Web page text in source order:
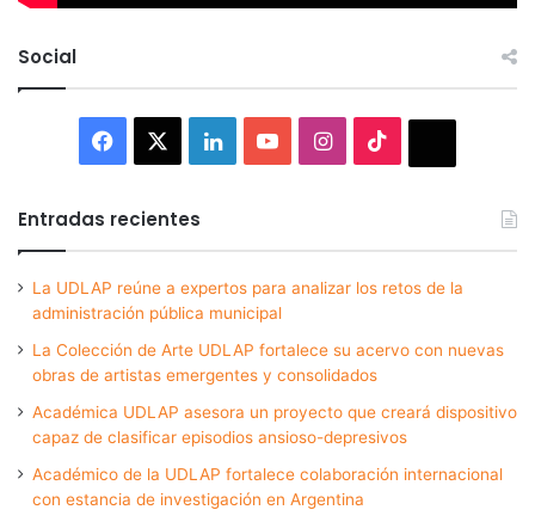
Social
Facebook LinkedInYouTubeInstagram
Entradas recientes
La UDLAP reúne a expertos para analizar los retos de la
administración pública municipal
La Colección de Arte UDLAP fortalece su acervo con nuevas
obras de artistas emergentes y consolidados
Académica UDLAP asesora un proyecto que creará dispositivo
capaz de clasificar episodios ansioso-depresivos
Académico de la UDLAP fortalece colaboración internacional
con estancia de investigación en Argentina